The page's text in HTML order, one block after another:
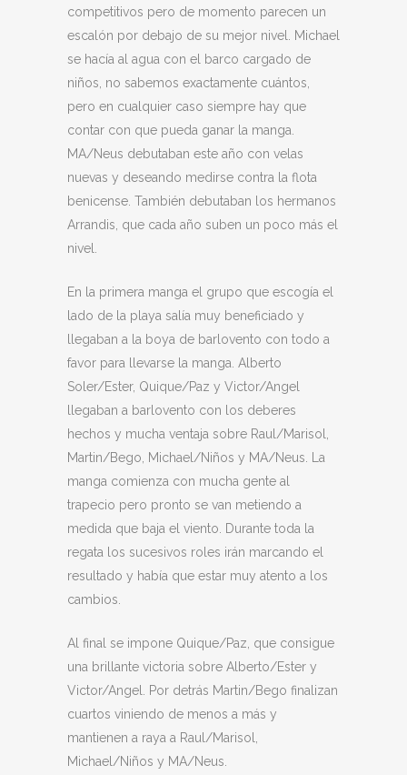
competitivos pero de momento parecen un
escalón por debajo de su mejor nivel. Michael
se hacía al agua con el barco cargado de
niños, no sabemos exactamente cuántos,
pero en cualquier caso siempre hay que
contar con que pueda ganar la manga.
MA/Neus debutaban este año con velas
nuevas y deseando medirse contra la flota
benicense. También debutaban los hermanos
Arrandis, que cada año suben un poco más el
nivel.
En la primera manga el grupo que escogía el
lado de la playa salía muy beneficiado y
llegaban a la boya de barlovento con todo a
favor para llevarse la manga. Alberto
Soler/Ester, Quique/Paz y Victor/Angel
llegaban a barlovento con los deberes
hechos y mucha ventaja sobre Raul/Marisol,
Martin/Bego, Michael/Niños y MA/Neus. La
manga comienza con mucha gente al
trapecio pero pronto se van metiendo a
medida que baja el viento. Durante toda la
regata los sucesivos roles irán marcando el
resultado y había que estar muy atento a los
cambios.
Al final se impone Quique/Paz, que consigue
una brillante victoria sobre Alberto/Ester y
Victor/Angel. Por detrás Martin/Bego finalizan
cuartos viniendo de menos a más y
mantienen a raya a Raul/Marisol,
Michael/Niños y MA/Neus.